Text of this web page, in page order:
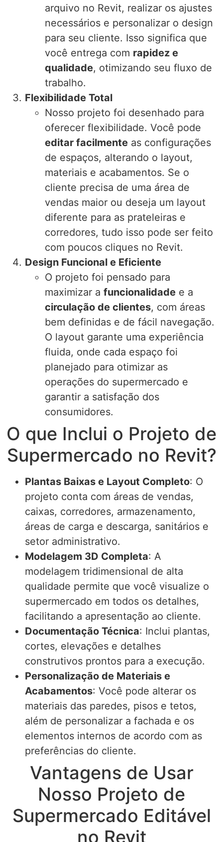
arquivo no Revit, realizar os ajustes
necessários e personalizar o design
para seu cliente. Isso significa que
você entrega com rapidez e
qualidade, otimizando seu fluxo de
trabalho.
Flexibilidade Total
Nosso projeto foi desenhado para
oferecer flexibilidade. Você pode
editar facilmente as configurações
de espaços, alterando o layout,
materiais e acabamentos. Se o
cliente precisa de uma área de
vendas maior ou deseja um layout
diferente para as prateleiras e
corredores, tudo isso pode ser feito
com poucos cliques no Revit.
Design Funcional e Eficiente
O projeto foi pensado para
maximizar a funcionalidade e a
circulação de clientes, com áreas
bem definidas e de fácil navegação.
O layout garante uma experiência
fluida, onde cada espaço foi
planejado para otimizar as
operações do supermercado e
garantir a satisfação dos
consumidores.
O que Inclui o Projeto de
Supermercado no Revit?
Plantas Baixas e Layout Completo: O
projeto conta com áreas de vendas,
caixas, corredores, armazenamento,
áreas de carga e descarga, sanitários e
setor administrativo.
Modelagem 3D Completa: A
modelagem tridimensional de alta
qualidade permite que você visualize o
supermercado em todos os detalhes,
facilitando a apresentação ao cliente.
Documentação Técnica: Inclui plantas,
cortes, elevações e detalhes
construtivos prontos para a execução.
Personalização de Materiais e
Acabamentos: Você pode alterar os
materiais das paredes, pisos e tetos,
além de personalizar a fachada e os
elementos internos de acordo com as
preferências do cliente.
Vantagens de Usar
Nosso Projeto de
Supermercado Editável
no Revit